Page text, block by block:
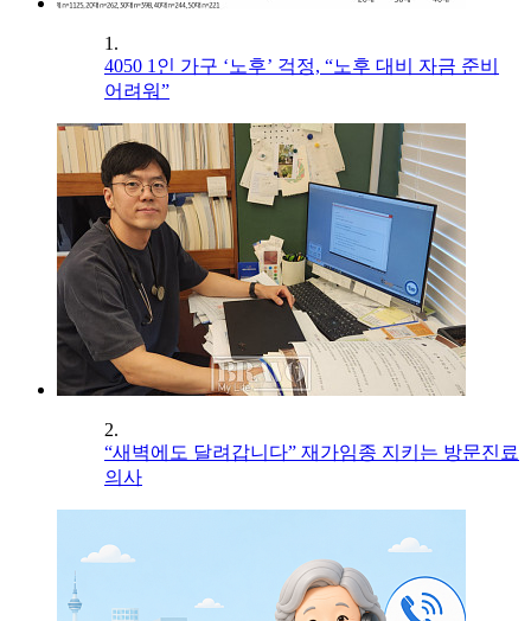
1.
4050 1인 가구 ‘노후’ 걱정, “노후 대비 자금 준비
어려워”
2.
“새벽에도 달려갑니다” 재가임종 지키는 방문진료
의사